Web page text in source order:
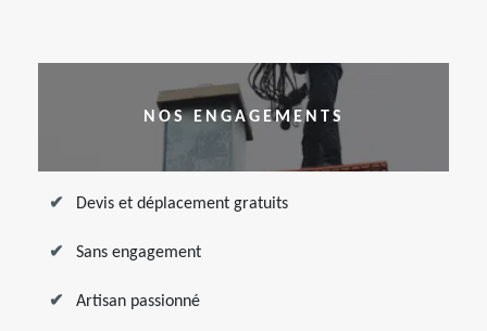
NOS ENGAGEMENTS
Devis et déplacement gratuits
Sans engagement
Artisan passionné